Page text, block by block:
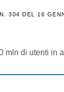
304 DEL 16